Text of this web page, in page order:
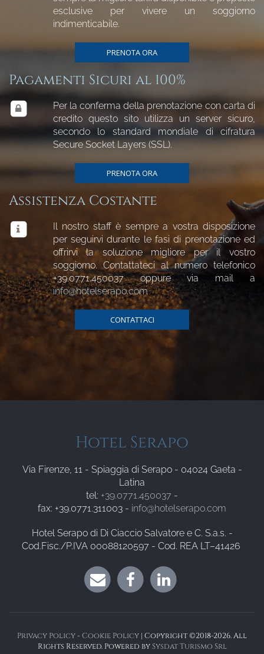
esclusive per vivere un soggiorno
indimenticabile.
PRENOTA ORA
Pagamenti Sicuri al 100%
Per la conferma della prenotazione con carta di
credito questo sito utilizza un server sicuro,
secondo lo standard mondiale di cifratura
Secure Socket Layers (SSL).
PRENOTA ORA
Assistenza Costante
Il nostro staff è sempre a vostra disposizione
per seguirvi durante le fasi di prenotazione ed
offrirvi la soluzione migliore per il vostro
soggiorno. Contattateci al numero telefonico
+39.0771.450037
oppure via mail a
info@hotelserapo.com
CONTATTACI
Hotel Serapo
Via Firenze, 11 - Spiaggia di Serapo - 04024 Gaeta -
Latina
tel: +39.0771.450037 -
fax: +39.0771.311003 - info@hotelserapo.com
Hotel Serapo di Di Ciaccio Salvatore e C. S.a.s. -
Cod.Fisc./P.IVA 00088120597 - Cod. REA LT–41426
Privacy Policy-Cookie Policy | Copyright ©2018-2026. All
Rights Reserved. Powered bySysdat Turismo Srl